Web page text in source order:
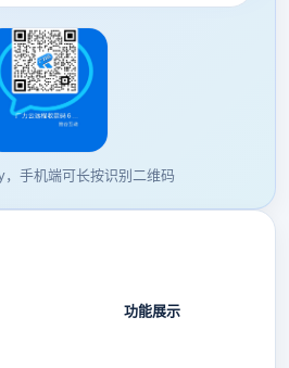
，手机端可长按识别二维码
功能展示